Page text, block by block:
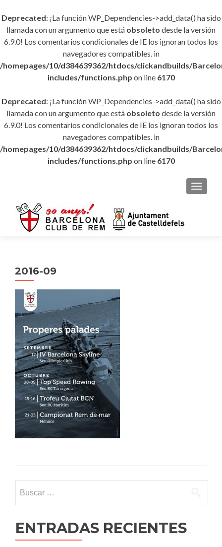
Deprecated: ¡La función WP_Dependencies->add_data() ha sido
llamada con un argumento que está obsoleto desde la versión
6.9.0! Los comentarios condicionales de IE los ignoran todos los
navegadores compatibles. in
/homepages/10/d384639362/htdocs/clickandbuilds/
includes/functions.php on line 6170
Deprecated: ¡La función WP_Dependencies->add_data() ha sido
llamada con un argumento que está obsoleto desde la versión
6.9.0! Los comentarios condicionales de IE los ignoran todos los
navegadores compatibles. in
/homepages/10/d384639362/htdocs/clickandbuilds/
includes/functions.php on line 6170
2016-09
ENTRADAS RECIENTES